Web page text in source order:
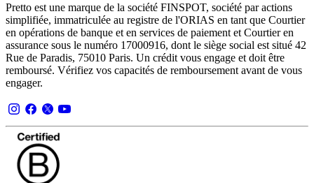
Pretto est une marque de la société FINSPOT, société par actions
simplifiée, immatriculée au registre de l'ORIAS en tant que Courtier
en opérations de banque et en services de paiement et Courtier en
assurance sous le numéro 17000916, dont le siège social est situé 42
Rue de Paradis, 75010 Paris. Un crédit vous engage et doit être
remboursé. Vérifiez vos capacités de remboursement avant de vous
engager.